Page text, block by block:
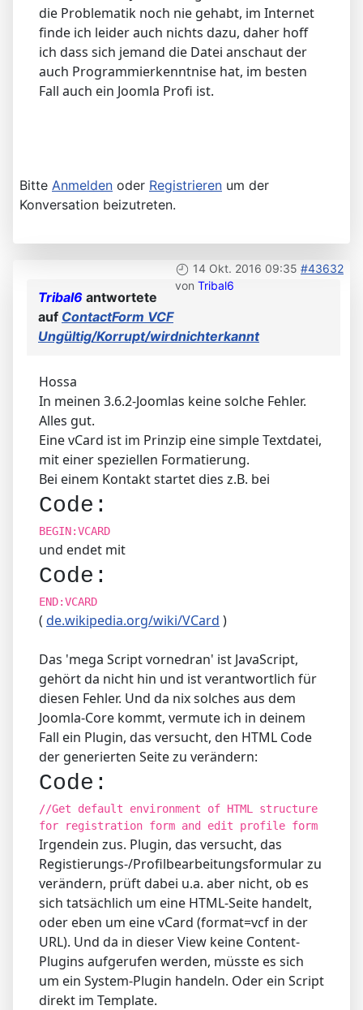
die Problematik noch nie gehabt, im Internet
finde ich leider auch nichts dazu, daher hoff
ich dass sich jemand die Datei anschaut der
auch Programmierkenntnise hat, im besten
Fall auch ein Joomla Profi ist.
Bitte Anmelden oder Registrieren um der
Konversation beizutreten.
14 Okt. 2016 09:35 #43632
von Tribal6
Tribal6 antwortete
auf ContactForm VCF
Ungültig/Korrupt/wirdnichterkannt
Hossa
In meinen 3.6.2-Joomlas keine solche Fehler.
Alles gut.
Eine vCard ist im Prinzip eine simple Textdatei,
mit einer speziellen Formatierung.
Bei einem Kontakt startet dies z.B. bei
Code:
BEGIN:VCARD
und endet mit
Code:
END:VCARD
( de.wikipedia.org/wiki/VCard )
Das 'mega Script vornedran' ist JavaScript,
gehört da nicht hin und ist verantwortlich für
diesen Fehler. Und da nix solches aus dem
Joomla-Core kommt, vermute ich in deinem
Fall ein Plugin, das versucht, den HTML Code
der generierten Seite zu verändern:
Code:
//Get default environment of HTML structure
for registration form and edit profile form
Irgendein zus. Plugin, das versucht, das
Registierungs-/Profilbearbeitungsformular zu
verändern, prüft dabei u.a. aber nicht, ob es
sich tatsächlich um eine HTML-Seite handelt,
oder eben um eine vCard (format=vcf in der
URL). Und da in dieser View keine Content-
Plugins aufgerufen werden, müsste es sich
um ein System-Plugin handeln. Oder ein Script
direkt im Template.